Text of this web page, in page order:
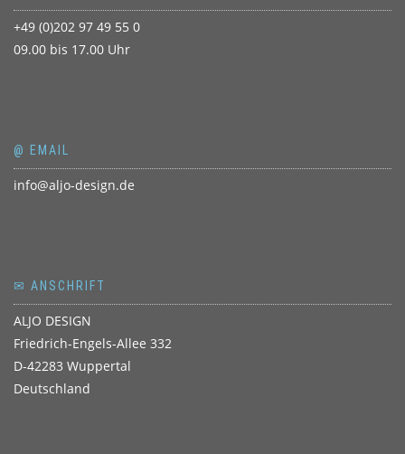
+49 (0)202 97 49 55 0
09.00 bis 17.00 Uhr
@ EMAIL
info@aljo-design.de
✉ ANSCHRIFT
ALJO DESIGN
Friedrich-Engels-Allee 332
D-42283 Wuppertal
Deutschland